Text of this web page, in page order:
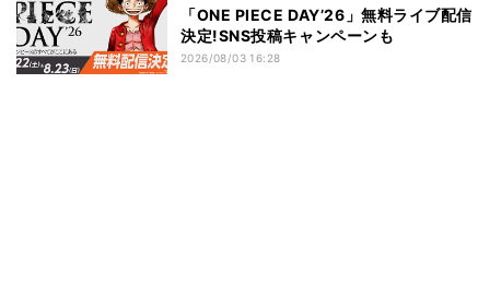
「ONE PIECE DAY’26」無料ライブ配信
決定!SNS投稿キャンペーンも
2026/08/03 16:28